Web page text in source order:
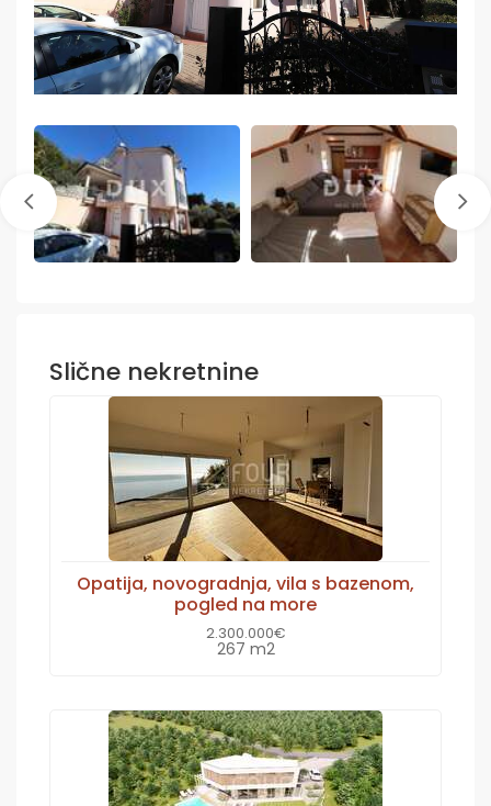
Slične nekretnine
Opatija, novogradnja, vila s bazenom,
pogled na more
2.300.000€
267 m2